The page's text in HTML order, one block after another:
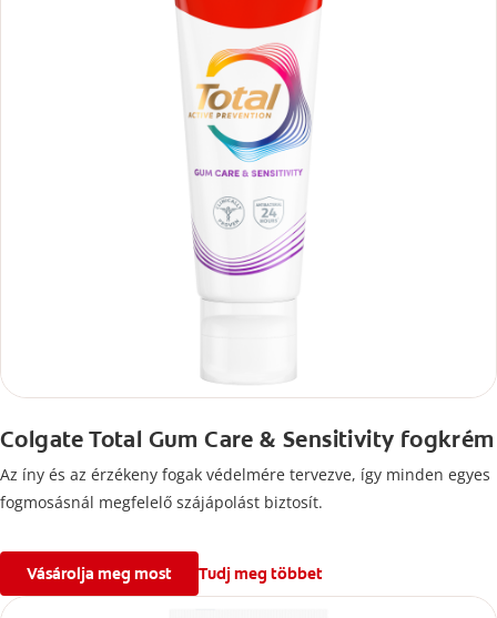
Colgate Total Gum Care & Sensitivity fogkrém
Az íny és az érzékeny fogak védelmére tervezve, így minden egyes
fogmosásnál megfelelő szájápolást biztosít.
Vásárolja meg most Tudj meg többet